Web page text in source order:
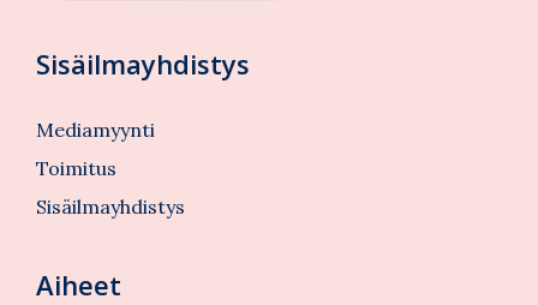
Sisäilmayhdistys
Mediamyynti
Toimitus
Sisäilmayhdistys
Aiheet